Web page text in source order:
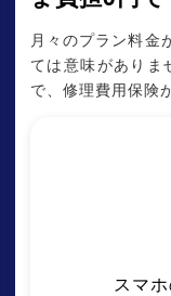
⽉々のプラン料⾦
ては意味があり
で、修理費⽤保険
スマ